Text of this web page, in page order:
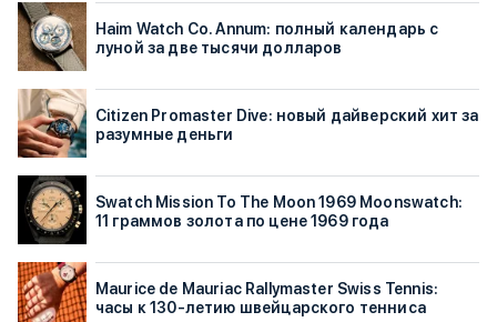
Haim Watch Co. Annum: полный календарь с
луной за две тысячи долларов
Citizen Promaster Dive: новый дайверский хит за
разумные деньги
Swatch Mission To The Moon 1969 Moonswatch:
11 граммов золота по цене 1969 года
Maurice de Mauriac Rallymaster Swiss Tennis:
часы к 130-летию швейцарского тенниса